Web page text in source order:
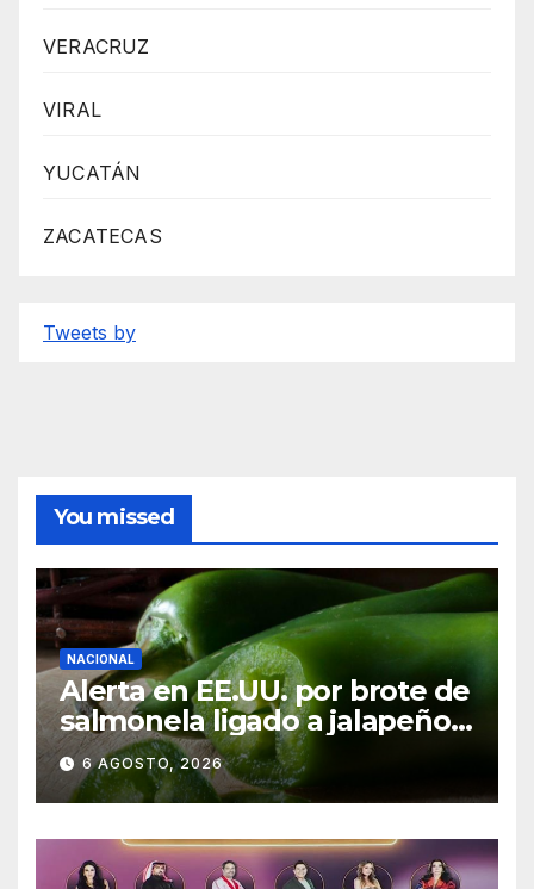
VERACRUZ
VIRAL
YUCATÁN
ZACATECAS
Tweets by
You missed
NACIONAL
Alerta en EE.UU. por brote de
salmonela ligado a jalapeños
mexicanos; reportan 345
casos
6 AGOSTO, 2026